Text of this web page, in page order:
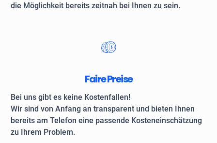
die Möglichkeit bereits zeitnah bei Ihnen zu sein.
Faire Preise
Bei uns gibt es keine Kostenfallen!
Wir sind von Anfang an transparent und bieten Ihnen
bereits am Telefon eine passende Kosteneinschätzung
zu Ihrem Problem.